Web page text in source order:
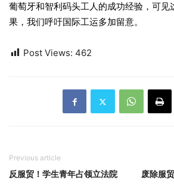
葡萄牙和智利码头工人的成功经验，可见
果，我们呼吁国际工运多加留意。
Post Views: 462
Previous article
反服贸！学生青年占领立法院
废除服